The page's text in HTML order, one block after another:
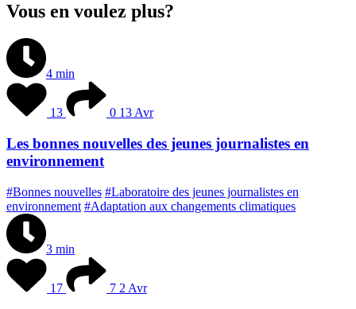
Vous en voulez plus?
4 min
13 0 13 Avr
Les bonnes nouvelles des jeunes journalistes en
environnement
#Bonnes nouvelles #Laboratoire des jeunes journalistes en
environnement #Adaptation aux changements climatiques
3 min
17 7 2 Avr